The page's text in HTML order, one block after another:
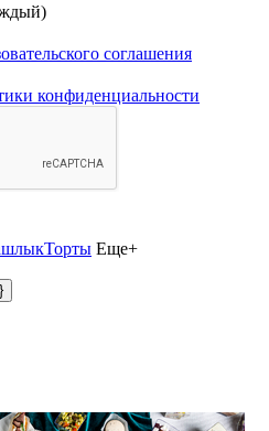
соглашения
конфиденциальности
Торты Еще+